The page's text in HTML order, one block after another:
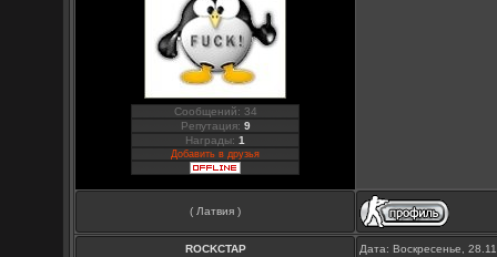
Сообщений: 34
Репутация: 9
Награды:1
Добавить в друзья
( Латвия )
ROCKCTAP Дата: Воскресенье,